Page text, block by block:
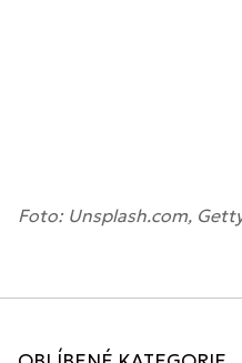
Foto: Unsplash.com,